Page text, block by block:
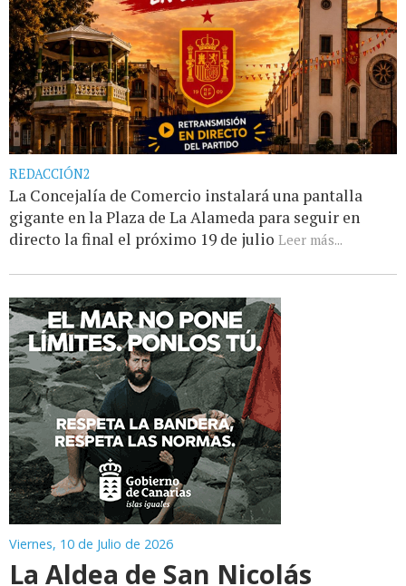
REDACCIÓN2
La Concejalía de Comercio instalará una pantalla
gigante en la Plaza de La Alameda para seguir en
directo la final el próximo 19 de julio Leer más...
Viernes, 10 de Julio de 2026
La Aldea de San Nicolás